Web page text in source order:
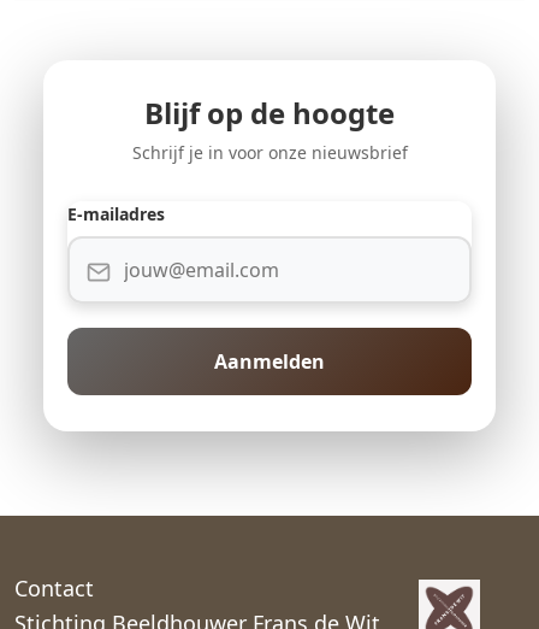
Blijf op de hoogte
Schrijf je in voor onze nieuwsbrief
E-mailadres
Aanmelden
Contact
Stichting Beeldhouwer Frans de Wit